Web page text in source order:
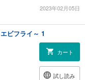
2023年02月05日
ビフライ～ 1
カート
試し読み